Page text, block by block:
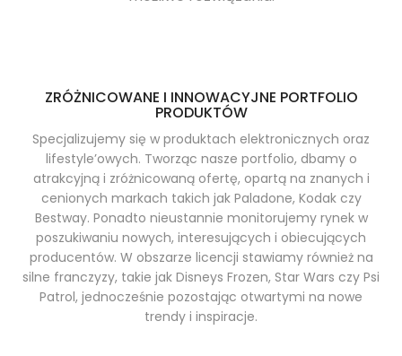
ZRÓŻNICOWANE I INNOWACYJNE PORTFOLIO
PRODUKTÓW
Specjalizujemy się w produktach elektronicznych oraz
lifestyle’owych. Tworząc nasze portfolio, dbamy o
atrakcyjną i zróżnicowaną ofertę, opartą na znanych i
cenionych markach takich jak Paladone, Kodak czy
Bestway. Ponadto nieustannie monitorujemy rynek w
poszukiwaniu nowych, interesujących i obiecujących
producentów. W obszarze licencji stawiamy również na
silne franczyzy, takie jak Disneys Frozen, Star Wars czy Psi
Patrol, jednocześnie pozostając otwartymi na nowe
trendy i inspiracje.